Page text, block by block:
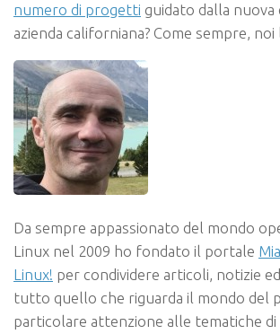
numero di progetti guidato dalla nuova
azienda californiana? Come sempre,
Da sempre appassionato del mondo
Linux nel 2009 ho fondato il portale
Linux! per condividere articoli, notizie
tutto quello che riguarda il mondo del
particolare attenzione alle tematiche